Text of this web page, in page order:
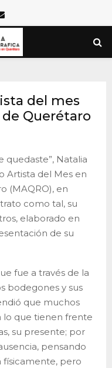
Email
del mes
Querétaro
quedaste”, Natalia
Artista del Mes en
(MAQRO), en
como tal, su
elaborado en
de su
fue a través de la
bodegones y sus
que muchos
lo que tienen frente
su presente; por
pensando
físicamente, pero